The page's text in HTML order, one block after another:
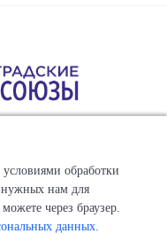
профсоюзов
профессиональных
обработки
нужных нам для
через браузер.
данных.